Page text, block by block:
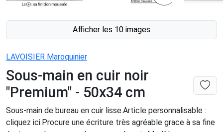
Afficher les 10 images
LAVOISIER Maroquinier
Sous-main en cuir noir
"Premium" - 50x34 cm
Sous-main de bureau en cuir lisse.Article personnalisable :
cliquez ici.Procure une écriture très agréable grace à sa fine